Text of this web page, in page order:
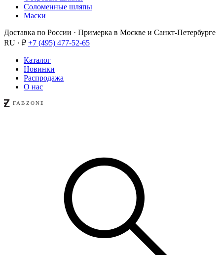
Соломенные шляпы
Маски
Доставка по России · Примерка в Москве и Санкт-Петербурге
RU · ₽ +7 (495) 477-52-65
Каталог
Новинки
Распродажа
О нас